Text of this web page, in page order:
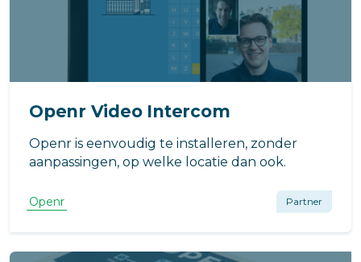
Openr Video Intercom
Openr is eenvoudig te installeren, zonder
aanpassingen, op welke locatie dan ook.
Openr Partner